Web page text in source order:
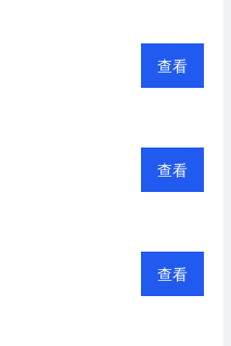
查看
查看
查看